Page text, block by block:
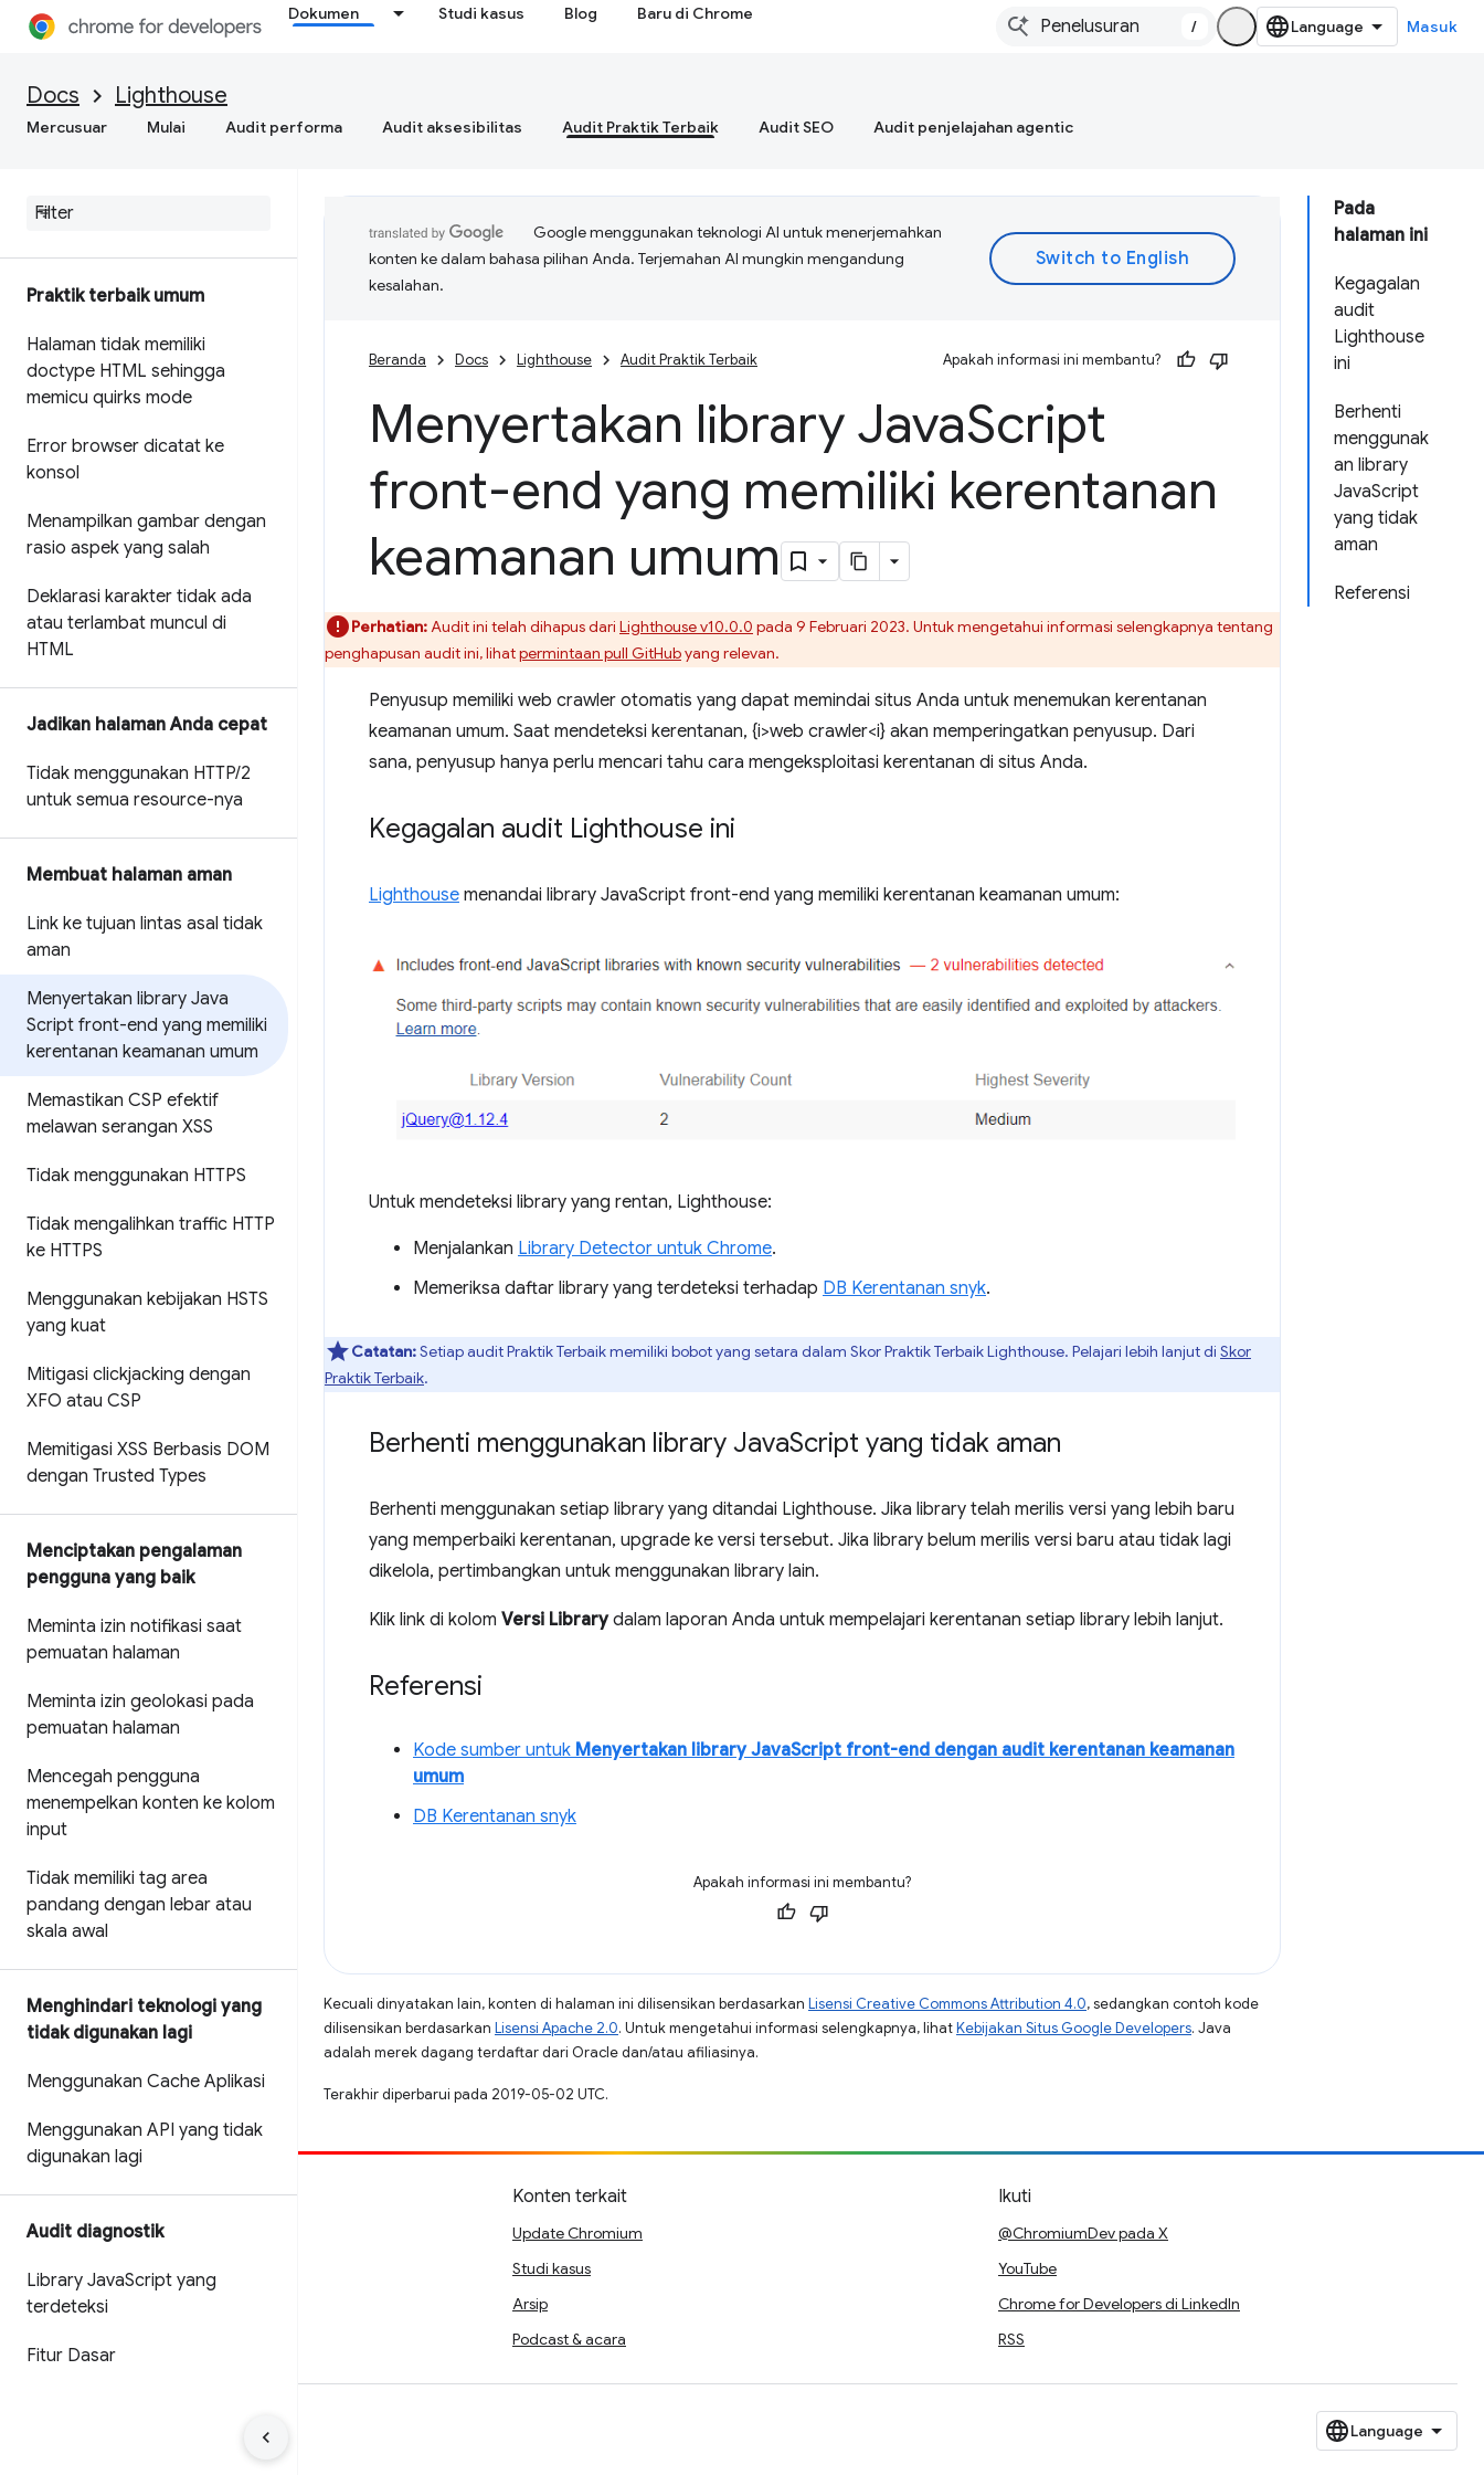
Dokumen Studi kasus Blog Baru di Chrome
/ Masuk
Docs Lighthouse
Mercusuar Mulai Audit performa Audit aksesibilitas Audit Praktik Terbaik Audit SEO Audit penjelajahan agentic
Praktik terbaik umum
Halaman tidak memiliki
doctype HTML sehingga
memicu quirks mode
Error browser dicatat ke
konsol
Menampilkan gambar dengan
rasio aspek yang salah
Deklarasi karakter tidak ada
atau terlambat muncul di
HTML
Jadikan halaman Anda cepat
Tidak menggunakan HTTP/2
untuk semua resource-nya
Membuat halaman aman
Link ke tujuan lintas asal tidak
aman
Menyertakan library Java
Script front-end yang memiliki
kerentanan keamanan umum
Memastikan CSP efektif
melawan serangan XSS
Tidak menggunakan HTTPS
Tidak mengalihkan traffic HTTP
ke HTTPS
Menggunakan kebijakan HSTS
yang kuat
Mitigasi clickjacking dengan
XFO atau CSP
Memitigasi XSS Berbasis DOM
dengan Trusted Types
Menciptakan pengalaman
pengguna yang baik
Meminta izin notifikasi saat
pemuatan halaman
Meminta izin geolokasi pada
pemuatan halaman
Mencegah pengguna
menempelkan konten ke kolom
input
Tidak memiliki tag area
pandang dengan lebar atau
skala awal
Menghindari teknologi yang
tidak digunakan lagi
Menggunakan Cache Aplikasi
Menggunakan API yang tidak
digunakan lagi
Audit diagnostik
Library JavaScript yang
terdeteksi
Fitur Dasar
Pada
halaman ini
Kegagalan
audit
Lighthouse
ini
Berhenti
menggunak
an library
JavaScript
yang tidak
aman
Referensi
Google menggunakan teknologi AI untuk menerjemahkan
konten ke dalam bahasa pilihan Anda. Terjemahan AI mungkin mengandung
kesalahan.
Beranda Docs Lighthouse Audit Praktik Terbaik Apakah informasi ini membantu?
Menyertakan library JavaScript
front-end yang memiliki kerentanan
keamanan umum
Perhatian:Audit ini telah dihapus dari Lighthouse v10.0.0 pada 9 Februari 2023. Untuk mengetahui informasi selengkapnya tentang
penghapusan audit ini, lihatpermintaan pull GitHubyang relevan.
Penyusup memiliki web crawler otomatis yang dapat memindai situs Anda untuk menemukan kerentanan
keamanan umum. Saat mendeteksi kerentanan, {i>web crawler<i} akan memperingatkan penyusup. Dari
sana, penyusup hanya perlu mencari tahu cara mengeksploitasi kerentanan di situs Anda.
Kegagalan audit Lighthouse ini
Lighthouse menandai library JavaScript front-end yang memiliki kerentanan keamanan umum:
Untuk mendeteksi library yang rentan, Lighthouse:
Menjalankan Library Detector untuk Chrome.
Memeriksa daftar library yang terdeteksi terhadap DB Kerentanan snyk.
Catatan:Setiap audit Praktik Terbaik memiliki bobot yang setara dalam Skor Praktik Terbaik Lighthouse. Pelajari lebih lanjut di Skor
Praktik Terbaik.
Berhenti menggunakan library JavaScript yang tidak aman
Berhenti menggunakan setiap library yang ditandai Lighthouse. Jika library telah merilis versi yang lebih baru
yang memperbaiki kerentanan, upgrade ke versi tersebut. Jika library belum merilis versi baru atau tidak lagi
dikelola, pertimbangkan untuk menggunakan library lain.
Klik link di kolom Versi Librarydalam laporan Anda untuk mempelajari kerentanan setiap library lebih lanjut.
Referensi
Kode sumber untuk Menyertakan library JavaScript front-end dengan audit kerentanan keamanan
umum
DB Kerentanan snyk
Apakah informasi ini membantu?
Kecuali dinyatakan lain, konten di halaman ini dilisensikan berdasarkan Lisensi Creative Commons Attribution 4.0, sedangkan contoh kode
dilisensikan berdasarkan Lisensi Apache 2.0. Untuk mengetahui informasi selengkapnya, lihatKebijakan Situs Google Developers. Java
adalah merek dagang terdaftar dari Oracle dan/atau afiliasinya.
Terakhir diperbarui pada 2019-05-02 UTC.
Beri kontribusi
Laporkan bug
Lihat masalah terbuka
Konten terkait
Update Chromium
Studi kasus
Arsip
Podcast & acara
Ikuti
@ChromiumDev pada X
YouTube
Chrome for Developers di LinkedIn
RSS
Manage cookies